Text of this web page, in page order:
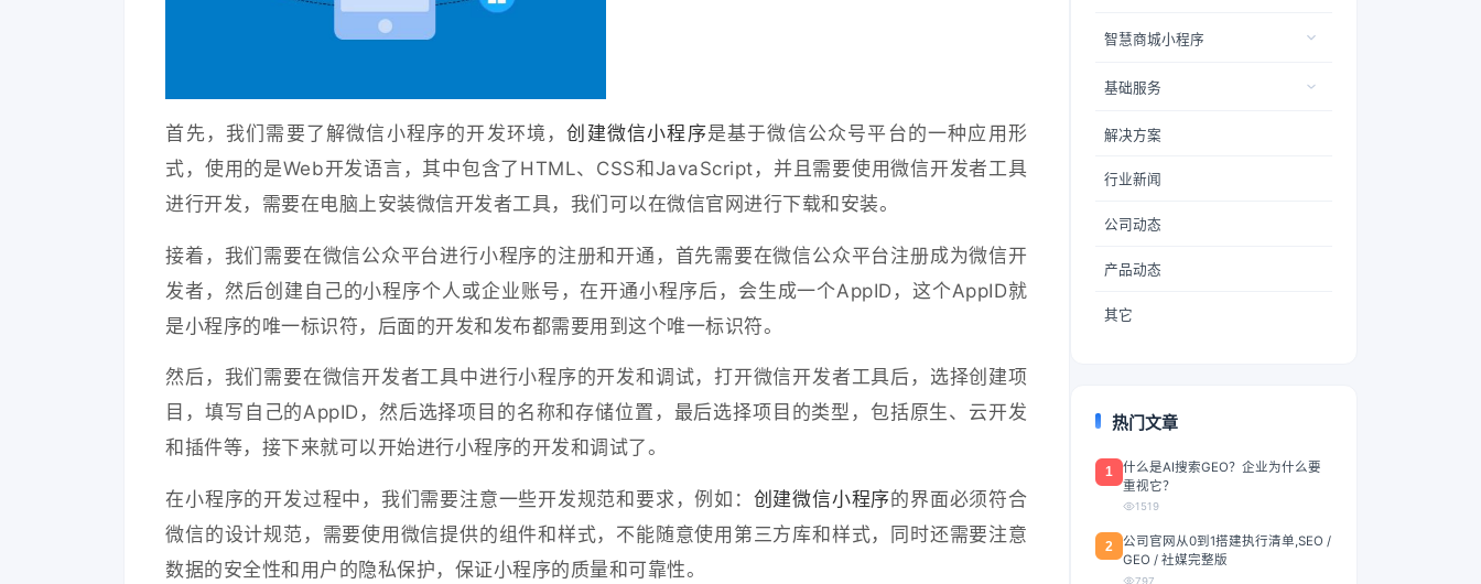
首先，我们需要了解微信小程序的开发环境，创建微信小程序是基于微信公众号平台的一种应用形
式，使用的是Web开发语言，其中包含了HTML、CSS和JavaScript，并且需要使用微信开发者工具
进行开发，需要在电脑上安装微信开发者工具，我们可以在微信官网进行下载和安装。
接着，我们需要在微信公众平台进行小程序的注册和开通，首先需要在微信公众平台注册成为微信开
发者，然后创建自己的小程序个人或企业账号，在开通小程序后，会生成一个AppID，这个AppID就
是小程序的唯一标识符，后面的开发和发布都需要用到这个唯一标识符。
然后，我们需要在微信开发者工具中进行小程序的开发和调试，打开微信开发者工具后，选择创建项
目，填写自己的AppID，然后选择项目的名称和存储位置，最后选择项目的类型，包括原生、云开发
和插件等，接下来就可以开始进行小程序的开发和调试了。
在小程序的开发过程中，我们需要注意一些开发规范和要求，例如： 创建微信小程序的界面必须符合
微信的设计规范，需要使用微信提供的组件和样式，不能随意使用第三方库和样式，同时还需要注意
数据的安全性和用户的隐私保护，保证小程序的质量和可靠性。
智慧商城小程序
基础服务
解决方案
行业新闻
公司动态
产品动态
其它
热门文章
1
什么是AI搜索GEO？企业为什么要
重视它？
1519
2
公司官网从0到1搭建执行清单,SEO /
GEO / 社媒完整版
797